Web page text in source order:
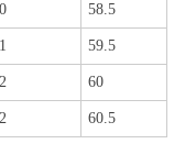
58.5
59.5
60
60.5